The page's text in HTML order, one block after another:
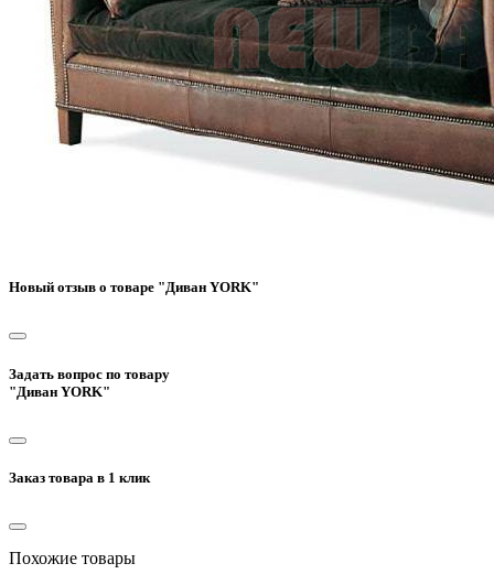
Новый отзыв о товаре "Диван YORK"
Задать вопрос по товару
"Диван YORK"
Заказ товара в 1 клик
Похожие товары